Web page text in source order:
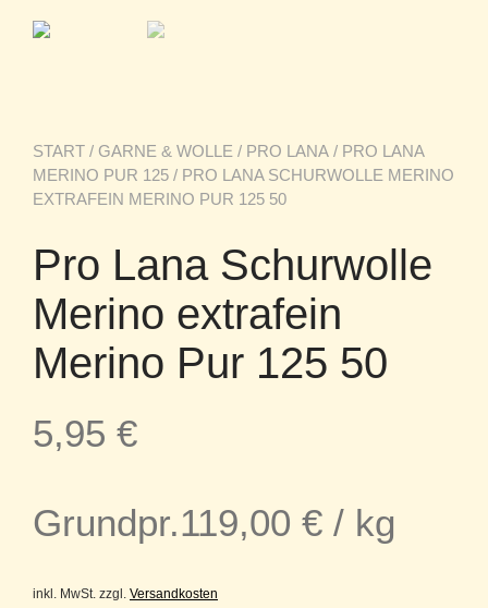
START / GARNE & WOLLE / PRO LANA / PRO LANA
MERINO PUR 125 / PRO LANA SCHURWOLLE MERINO
EXTRAFEIN MERINO PUR 125 50
Pro Lana Schurwolle
Merino extrafein
Merino Pur 125 50
5,95 €
Grundpr.119,00 € / kg
inkl. MwSt. zzgl. Versandkosten